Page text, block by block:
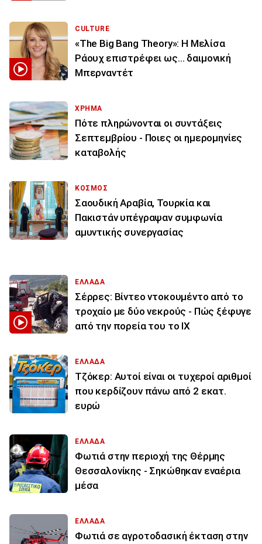
CULTURE
«The Big Bang Theory»: Η Μελίσα
Ράουχ επιστρέφει ως… δαιμονική
Μπερναντέτ
ΧΡΗΜΑ
Πότε πληρώνονται οι συντάξεις
Σεπτεμβρίου - Ποιες οι ημερομηνίες
καταβολής
ΚΟΣΜΟΣ
Σαουδική Αραβία, Τουρκία και
Πακιστάν υπέγραψαν συμφωνία
αμυντικής συνεργασίας
ΕΛΛΑΔΑ
Σέρρες: Βίντεο ντοκουμέντο από το
τροχαίο με δύο νεκρούς - Πώς ξέφυγε
από την πορεία του το ΙΧ
ΕΛΛΑΔΑ
Τζόκερ: Αυτοί είναι οι τυχεροί αριθμοί
που κερδίζουν πάνω από 2 εκατ.
ευρώ
ΕΛΛΑΔΑ
Φωτιά στην περιοχή της Θέρμης
Θεσσαλονίκης - Σηκώθηκαν εναέρια
μέσα
ΕΛΛΑΔΑ
Φωτιά σε αγροτοδασική έκταση στην